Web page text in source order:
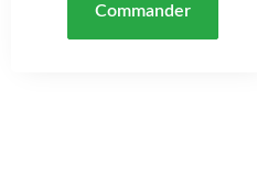
Commander